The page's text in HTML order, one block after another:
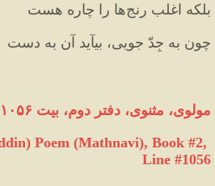
بلکه اغلب رنج‌ها را چاره هست
چون به جِدّ جویی، بیآید آن به‌ دست
مولوی، مثنوی، دفتر دوم، بیت ١٠۵۶
Poem (Mathnavi), Book #2,
Line #1056